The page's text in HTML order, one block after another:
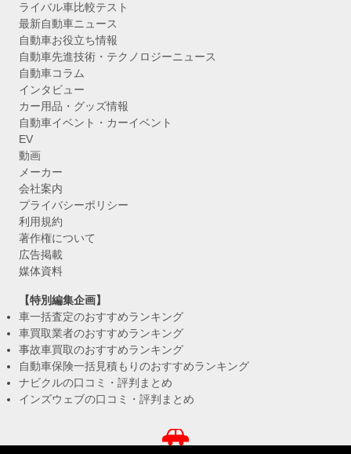
ライバル車比較テスト
最新自動車ニュース
自動車お役立ち情報
自動車先進技術・テクノロジーニュース
自動車コラム
インタビュー
カー用品・グッズ情報
自動車イベント・カーイベント
EV
動画
メーカー
会社案内
プライバシーポリシー
利用規約
著作権について
広告掲載
媒体資料
【特別編集企画】
車一括査定のおすすめランキング
車買取業者のおすすめランキング
事故車買取のおすすめランキング
自動車保険一括見積もりのおすすめランキング
ナビクルの口コミ・評判まとめ
インズウェブの口コミ・評判まとめ